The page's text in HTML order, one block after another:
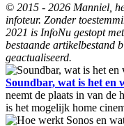
© 2015 - 2026 Manniel,
infoteur. Zonder
2021 is InfoNu gestopt
bestaande artikelbestand
geactualiseerd.
Soundbar, wat is het en
neemt de plaats in van de
is het mogelijk home